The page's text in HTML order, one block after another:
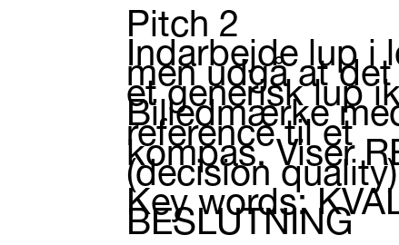
Pitch 2
Indarbejde lup i
men udgå at
et generisk lup
Billedmærke
reference til et
kompas. Viser
(decision
Key words:
BESLUTNING